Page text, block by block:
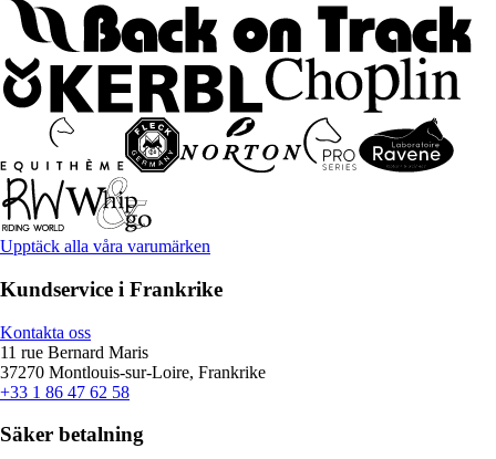
Upptäck alla våra varumärken
Kundservice i Frankrike
Kontakta oss
11 rue Bernard Maris
37270 Montlouis-sur-Loire, Frankrike
+33 1 86 47 62 58
Säker betalning